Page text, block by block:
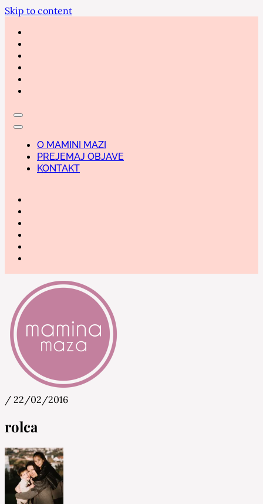
Skip to content
O MAMINI MAZI
PREJEMAJ OBJAVE
KONTAKT
Mamina Maza
/ 22/02/2016
rolca